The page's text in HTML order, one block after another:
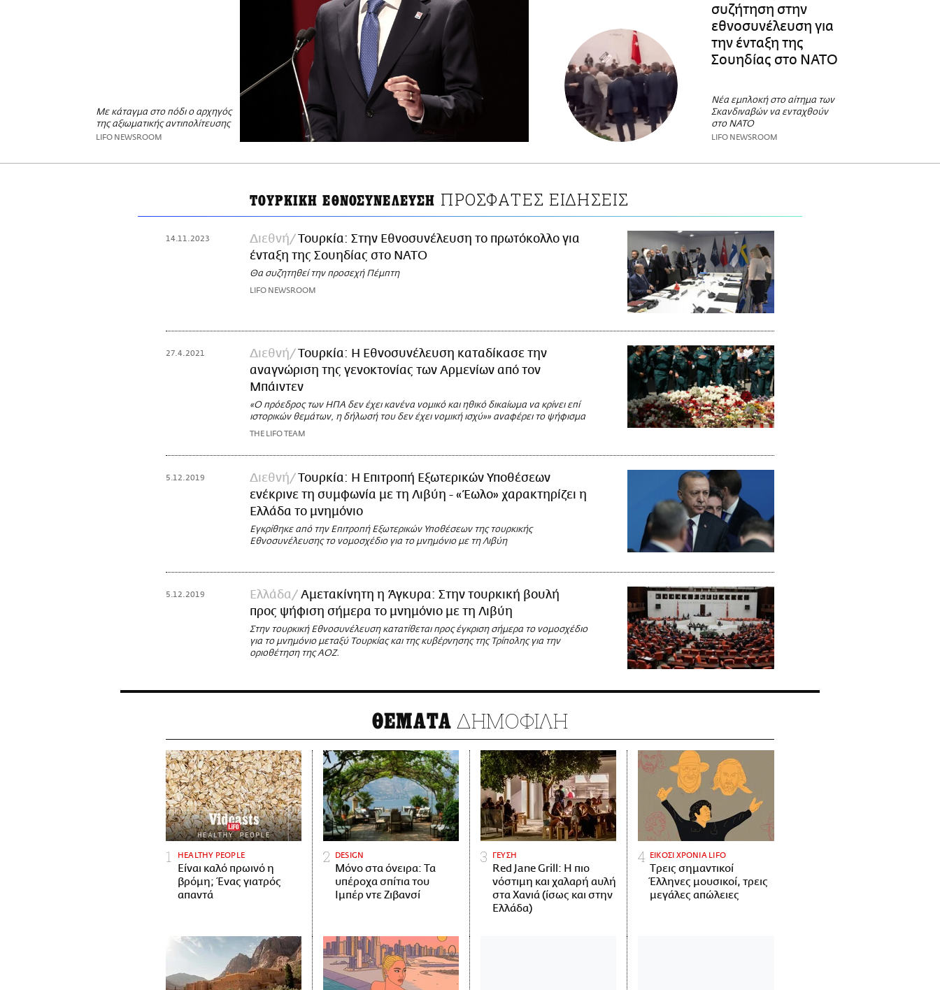
Με κάταγμα στο πόδι ο αρχηγός
της αξιωματικής αντιπολίτευσης
LIFO NEWSROOM
συζήτηση στην
εθνοσυνέλευση για
την ένταξη της
Σουηδίας στο ΝΑΤΟ
Νέα εμπλοκή στο αίτημα των
Σκανδιναβών να ενταχθούν
στο ΝΑΤΟ
LIFO NEWSROOM
ΤΟΥΡΚΙΚΗ ΕΘΝΟΣΥΝΕΛΕΥΣΗ ΠΡΟΣΦΑΤΕΣ ΕΙΔΗΣΕΙΣ
14.11.2023 Διεθνή
Τουρκία: Στην Εθνοσυνέλευση το πρωτόκολλο για
ένταξη της Σουηδίας στο ΝΑΤΟ
Θα συζητηθεί την προσεχή Πέμπτη
LIFO NEWSROOM
27.4.2021 Διεθνή
Τουρκία: Η Εθνοσυνέλευση καταδίκασε την
αναγνώριση της γενοκτονίας των Αρμενίων από τον
Μπάιντεν
«Ο πρόεδρος των ΗΠΑ δεν έχει κανένα νομικό και ηθικό δικαίωμα να κρίνει επί
ιστορικών θεμάτων, η δήλωσή του δεν έχει νομική ισχύ»» αναφέρει το ψήφισμα
THE LIFO TEAM
5.12.2019 Διεθνή
Τουρκία: Η Επιτροπή Εξωτερικών Υποθέσεων
ενέκρινε τη συμφωνία με τη Λιβύη - «Έωλο» χαρακτηρίζει η
Ελλάδα το μνημόνιο
Εγκρίθηκε από την Επιτροπή Εξωτερικών Υποθέσεων της τουρκικής
Εθνοσυνέλευσης το νομοσχέδιο για το μνημόνιο με τη Λιβύη
5.12.2019 Ελλάδα
Αμετακίνητη η Άγκυρα: Στην τουρκική βουλή
προς ψήφιση σήμερα το μνημόνιο με τη Λιβύη
Στην τουρκική Εθνοσυνέλευση κατατίθεται προς έγκριση σήμερα το νομοσχέδιο
για το μνημόνιο μεταξύ Τουρκίας και της κυβέρνησης της Τρίπολης για την
οριοθέτηση της ΑΟΖ.
ΘΕΜΑΤΑ ΔΗΜΟΦΙΛΗ
HEALTHY PEOPLE
Είναι καλό πρωινό η
βρόμη; Ένας γιατρός
απαντά
DESIGN
Μόνο στα όνειρα: Τα
υπέροχα σπίτια του
Ιμπέρ ντε Ζιβανσί
ΓΕΥΣΗ
Red Jane Grill: Η πιο
νόστιμη και χαλαρή αυλή
στα Χανιά (ίσως και στην
Ελλάδα)
ΕΙΚΟΣΙ ΧΡΟΝΙΑ LIFO
Tρεις σημαντικοί
Έλληνες μουσικοί, τρεις
μεγάλες απώλειες